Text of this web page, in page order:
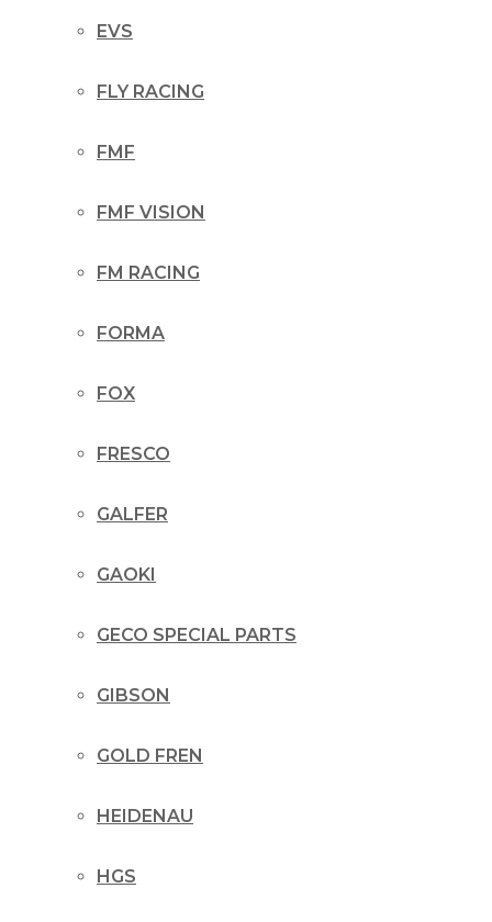
EVS
FLY RACING
FMF
FMF VISION
FM RACING
FORMA
FOX
FRESCO
GALFER
GAOKI
GECO SPECIAL PARTS
GIBSON
GOLD FREN
HEIDENAU
HGS